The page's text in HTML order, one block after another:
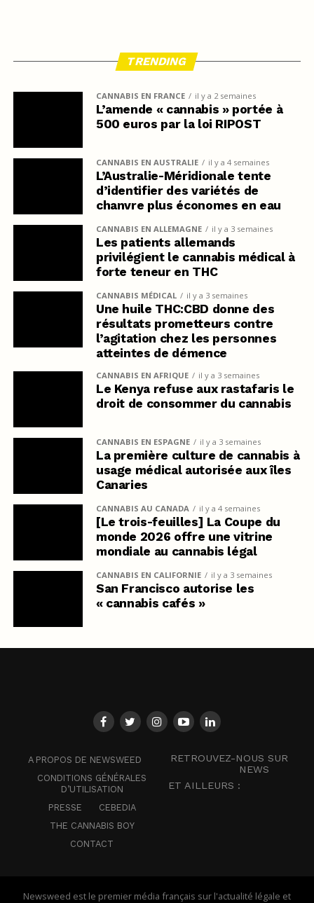
TRENDING
CANNABIS EN FRANCE il y a 2 semaines
L’amende « cannabis » portée à
500 euros par la loi RIPOST
CANNABIS EN AUSTRALIE il y a 4 semaines
L’Australie-Méridionale tente
d’identifier des variétés de
chanvre plus économes en eau
CANNABIS EN ALLEMAGNE il y a 3 semaines
Les patients allemands
privilégient le cannabis médical à
forte teneur en THC
CANNABIS MÉDICAL il y a 3 semaines
Une huile THC:CBD donne des
résultats prometteurs contre
l’agitation chez les personnes
atteintes de démence
CANNABIS EN AFRIQUE il y a 3 semaines
Le Kenya refuse aux rastafaris le
droit de consommer du cannabis
CANNABIS EN ESPAGNE il y a 3 semaines
La première culture de cannabis à
usage médical autorisée aux îles
Canaries
CANNABIS AU CANADA il y a 4 semaines
[Le trois-feuilles] La Coupe du
monde 2026 offre une vitrine
mondiale au cannabis légal
CANNABIS EN CALIFORNIE il y a 3 semaines
San Francisco autorise les
« cannabis cafés »
A PROPOS DE NEWSWEED
CONDITIONS GÉNÉRALES
D’UTILISATION
PRESSE
CEBEDIA
THE CANNABIS BOY
CONTACT
RETROUVEZ-NOUS SUR
NEWS
ET AILLEURS :
Newsweed est le premier média français sur l'actualité légale et